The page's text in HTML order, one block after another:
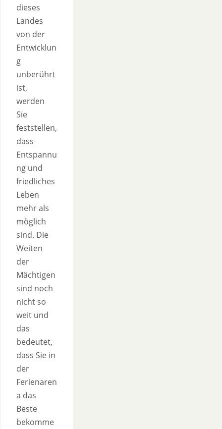
dieses
Landes
von der
Entwicklun
g
unberührt
ist,
werden
Sie
feststellen,
dass
Entspannu
ng und
friedliches
Leben
mehr als
möglich
sind. Die
Weiten
der
Mächtigen
sind noch
nicht so
weit und
das
bedeutet,
dass Sie in
der
Ferienaren
a das
Beste
bekomme